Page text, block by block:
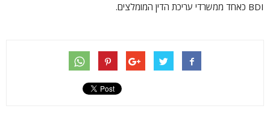
BDI כאחד ממשרדי עריכת הדין המומלצים.